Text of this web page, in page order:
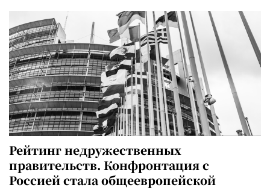
Рейтинг недружественных
правительств. Конфронтация с
Россией стала общеевропейской